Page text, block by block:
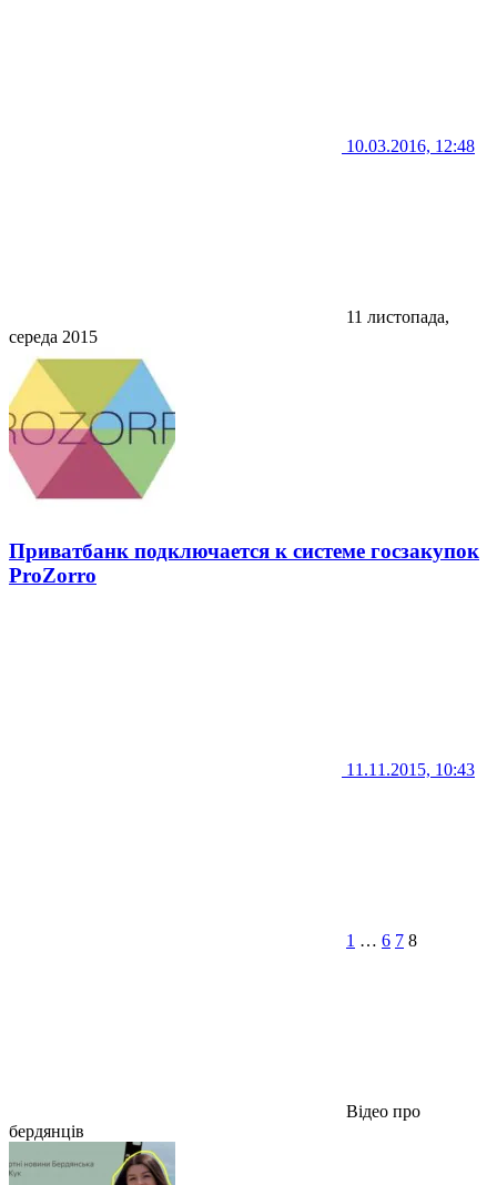
10.03.2016, 12:48
11 листопада,
середа 2015
Приватбанк подключается к системе госзакупок
ProZorro
11.11.2015, 10:43
1 … 6 7 8
Відео про
бердянців